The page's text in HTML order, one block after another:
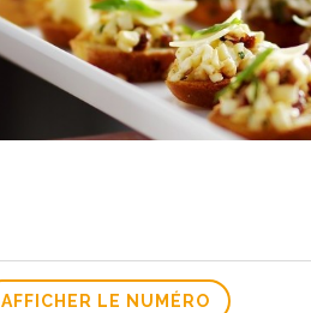
AFFICHER LE NUMÉRO